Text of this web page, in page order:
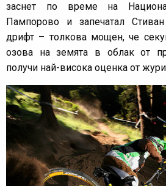
заснет по време на
Пампорово и запечатал
дрифт – толкова мощен, че
озова на земята в облак от
получи най-висока оценка от